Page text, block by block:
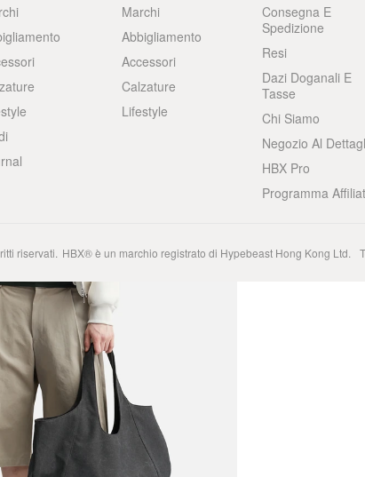
Marchi
Abbigliamento
Accessori
Calzature
Lifestyle
Consegna E
Spedizione
Resi
Dazi Doganali E
Tasse
Chi Siamo
Negozio Al
HBX Pro
Programma
riservati. HBX® è un marchio registrato di Hypebeast Hong Kong Ltd.